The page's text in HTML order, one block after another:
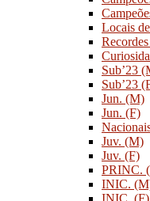
Locais
Sub’23
Sub’23
Jun. (M)
Jun. (F)
Juv. (M)
Juv. (F)
PRINC.
INIC.
INIC. (F)